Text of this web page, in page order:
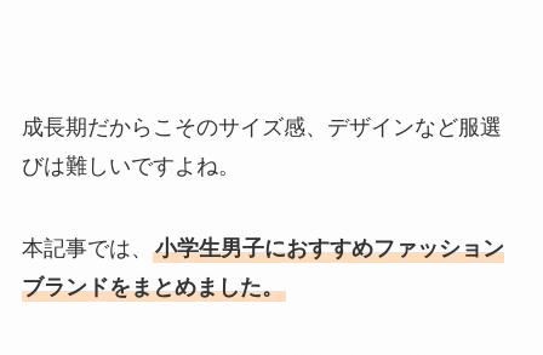
成長期だからこそのサイズ感、デザインなど服選
びは難しいですよね。
本記事では、 小学生男子におすすめファッション
ブランドをまとめました。